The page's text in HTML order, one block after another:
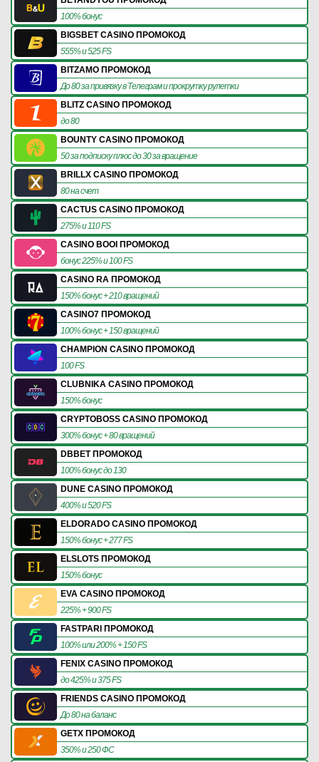
100% бонус
BIGSBET CASINO ПРОМОКОД
555% и 525 FS
BITZAMO ПРОМОКОД
До 80 за привязку в Телеграм и прокрутку рулетки
BLITZ CASINO ПРОМОКОД
до 80
BOUNTY CASINO ПРОМОКОД
50 за подписку плюс до 30 за вращение
BRILLX CASINO ПРОМОКОД
80 на счет
CACTUS CASINO ПРОМОКОД
275% и 110 FS
CASINO BOOI ПРОМОКОД
бонус 225% и 100 FS
CASINO RA ПРОМОКОД
150% бонус + 210 вращений
CASINO7 ПРОМОКОД
100% бонус + 150 вращений
CHAMPION CASINO ПРОМОКОД
100 FS
CLUBNIKA CASINO ПРОМОКОД
150% бонус
CRYPTOBOSS CASINO ПРОМОКОД
300% бонус + 80 вращений
DBBET ПРОМОКОД
100% бонус до 130
DUNE CASINO ПРОМОКОД
400% и 520 FS
ELDORADO CASINO ПРОМОКОД
150% бонус + 277 FS
ELSLOTS ПРОМОКОД
150% бонус
EVA CASINO ПРОМОКОД
225% + 900 FS
FASTPARI ПРОМОКОД
100% или 200% + 150 FS
FENIX CASINO ПРОМОКОД
до 425% и 375 FS
FRIENDS CASINO ПРОМОКОД
До 80 на баланс
GETX ПРОМОКОД
350% и 250 ФС